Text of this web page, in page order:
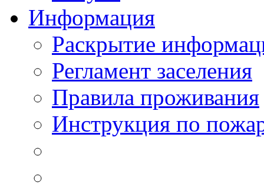
Информация
Раскрытие
Регламент заселения
Правила проживания
Инструкция по